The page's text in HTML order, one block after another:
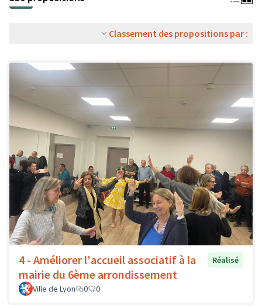
Classement des propositions par :
4 - Améliorer l'accueil associatif à la
mairie du 6ème arrondissement
Réalisé
Ville de Lyon 0 0